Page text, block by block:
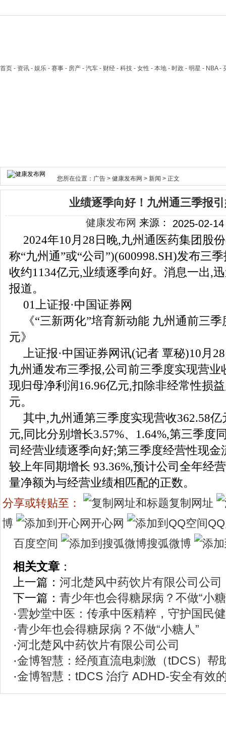
首页 - 资讯 - 娱乐 - 赛事 - 房产 - 汽车 - 财经 - 科技 - 女性 - 本地 - 时政 - 明星 - NBA
您所在位置： 广告 > 健康发布网 > 新闻 > 正文
业绩逐季向好！九州通三季报
健康发布网 来源： 2025-02-
2024年10月28日晚,九州通医药集团股
称“九州通”或“公司”)(600998.SH)发布三
收约1134亿元,业绩逐季向好。消息一出,
报道。
01上证报·中国证券网
《“三新两化”培育新动能 九州通前三
元》
上证报·中国证券网讯(记者 覃秘)10月
九州通发布三季报,公司前三季度实现营业
现归母净利润16.96亿元,扣除非经常性损
元。
其中,九州通第三季度实现营收362.58
元,同比分别增长3.57%、1.64%,第三季度
司经营业绩逐季向好;第三季度经营性现金
较上年同期增长 93.36%,预计公司全年经
量净额为与经营业绩相匹配的正数。
分享或转贴至：
复制网址
博
开心网
百度空间
搜弧微博
相关文章 ：
上一篇： 河北楚风中药饮片有限公司公司
下一篇： 青少年也会得糖尿病？不做“小
·雲妙堂中医：传承中医精粹，守护国民
·青少年也会得糖尿病？不做“小糖人”
·河北楚风中药饮片有限公司公司
·金博智慧：经颅直流电刺激（tDCS）帮
·金博智慧：tDCS 治疗 ADHD-安全有效